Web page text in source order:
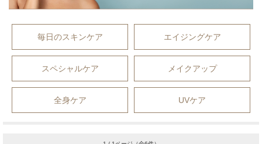
毎日のスキンケア エイジングケア
スペシャルケア メイクアップ
全身ケア UVケア